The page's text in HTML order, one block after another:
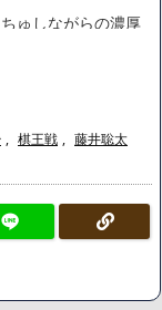
ゅしながらの濃厚
する・・・「アカ
, 棋王戦 , 藤井聡太